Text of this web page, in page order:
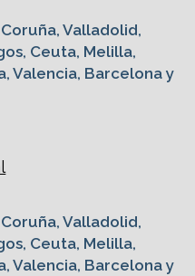
Valladolid,
Ceuta, Melilla,
Valencia, Barcelona y
Valladolid,
Ceuta, Melilla,
Valencia, Barcelona y